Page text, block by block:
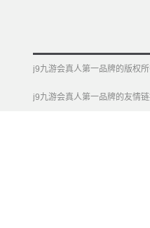
j9九游会真人第一品牌的版权
j9九游会真人第一品牌的友情链